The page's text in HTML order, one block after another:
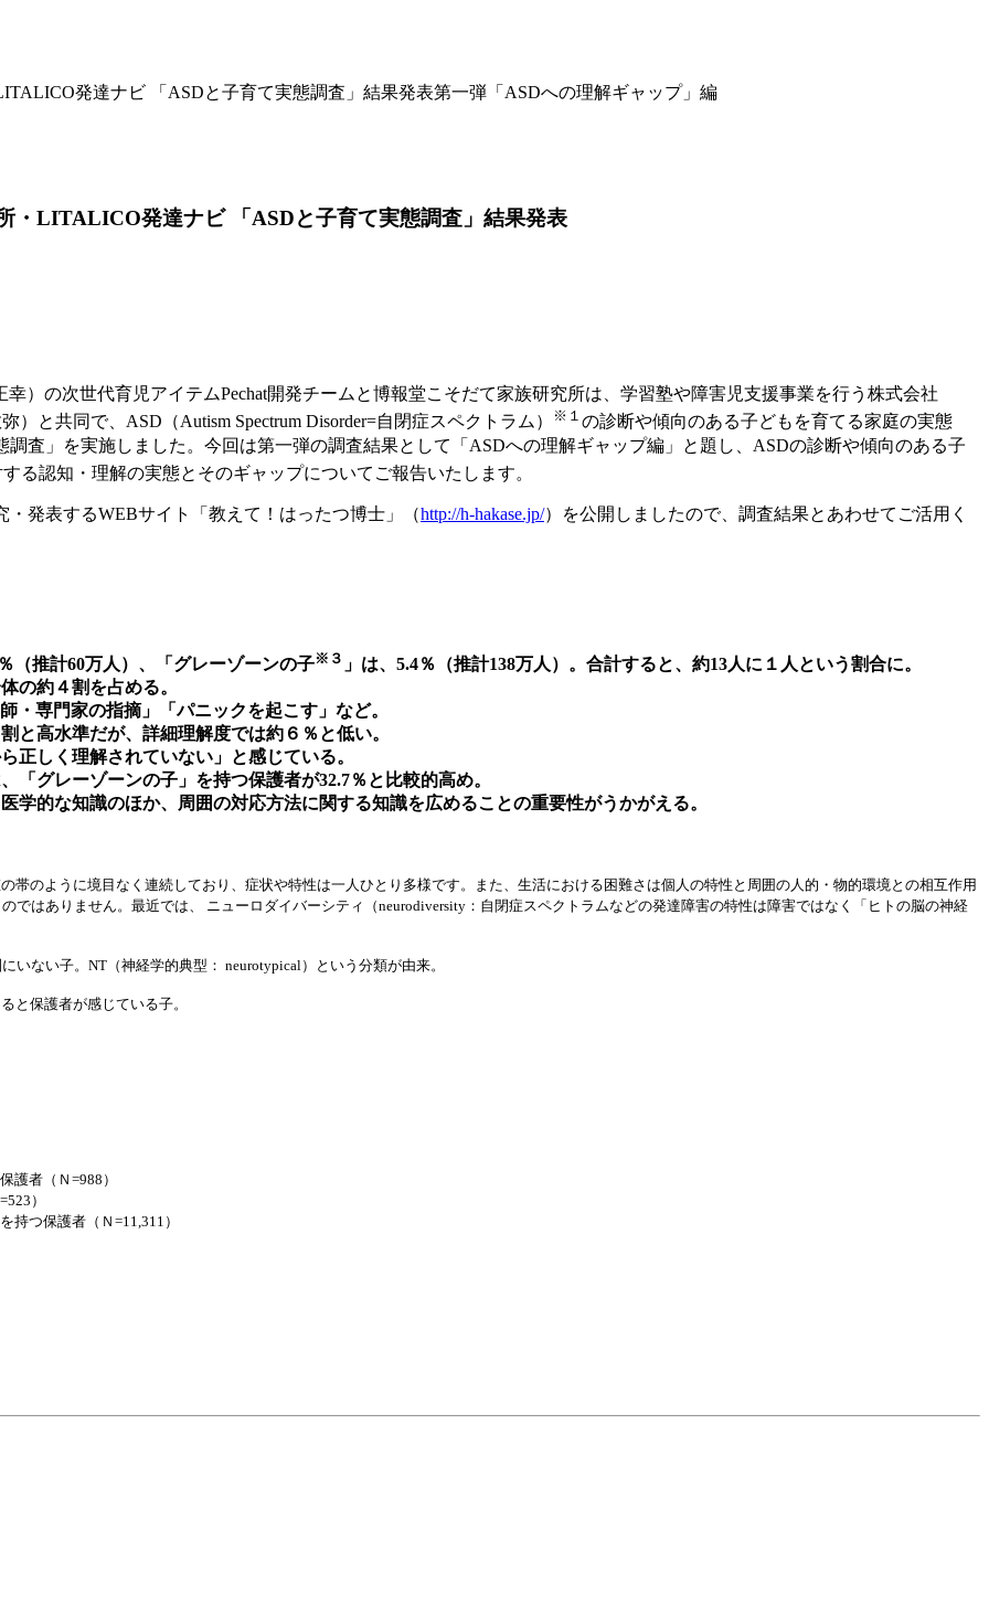
発達ナビ 「ASDと子育て実態調査」結果発表第一弾「ASDへの理解ギャップ」編
・LITALICO発達ナビ 「ASDと子育て実態調査」結果発表
）の次世代育児アイテムPechat開発チームと博報堂こそだて家族研究所は、学習塾や障害児支援事業を行う株式会社
と共同で、ASD（Autism Spectrum Disorder=自閉症スペクトラム）
※１ の診断や傾向のある子どもを育てる家庭の実態
査」を実施しました。今回は第一弾の調査結果として「ASDへの理解ギャップ編」と題し、ASDの診断や傾向のある子
る認知・理解の実態とそのギャップについてご報告いたします。
発表するWEBサイト「教えて！はったつ博士」（http://h-hakase.jp/）を公開しましたので、調査結果とあわせてご活用く
（推計60万人）、「グレーゾーンの子※３ 」は、5.4％（推計138万人）。合計すると、約13人に１人という割合に。
の約４割を占める。
・専門家の指摘」「パニックを起こす」など。
と高水準だが、詳細理解度では約６％と低い。
正しく理解されていない」と感じている。
グレーゾーンの子」を持つ保護者が32.7％と比較的高め。
学的な知識のほか、周囲の対応方法に関する知識を広めることの重要性がうかがえる。
のように境目なく連続しており、症状や特性は一人ひとり多様です。また、生活における困難さは個人の特性と周囲の人的・物的環境との相互作用
ではありません。最近では、 ニューロダイバーシティ（neurodiversity：自閉症スペクトラムなどの発達障害の特性は障害ではなく「ヒトの脳の神経
ない子。NT（神経学的典型： neurotypical）という分類が由来。
と保護者が感じている子。
護者（Ｎ=988）
）
持つ保護者（Ｎ=11,311）